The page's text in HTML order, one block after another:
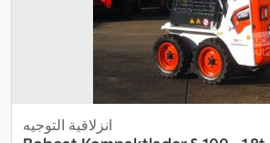
انزلاقية التوجيه